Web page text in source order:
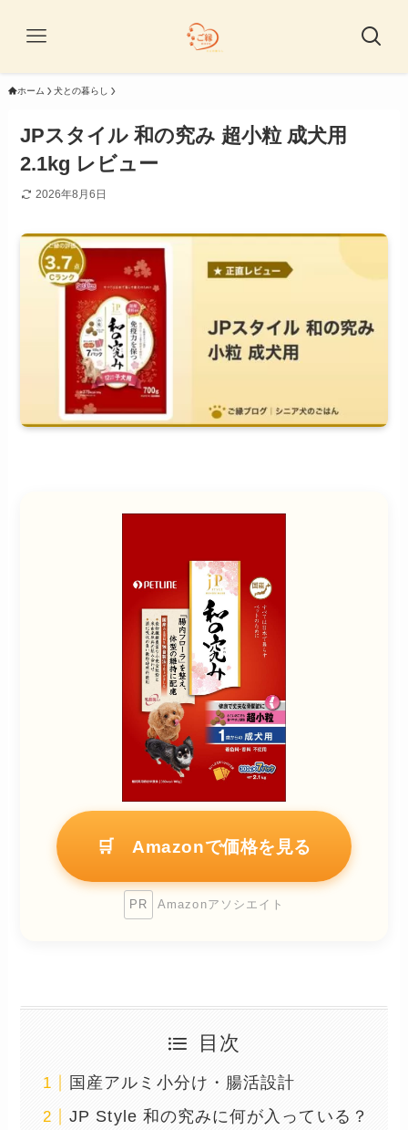
ホーム 犬との暮らし
JPスタイル 和の究み 超小粒 成犬用
2.1kg レビュー
2026年8月6日
🛒 Amazonで価格を見る
PR Amazonアソシエイト
目次
国産アルミ小分け・腸活設計
JP Style 和の究みに何が入っている？